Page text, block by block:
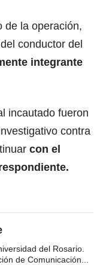
de la operación,
conductor del
integrante
incautado fueron
contra
con el
del Rosario.
de Comunicación